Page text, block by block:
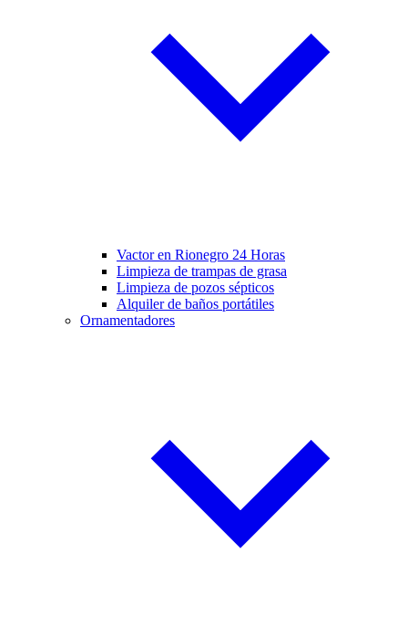
Vactor en Rionegro 24 Horas
Limpieza de trampas de grasa
Limpieza de pozos sépticos
Alquiler de baños portátiles
Ornamentadores